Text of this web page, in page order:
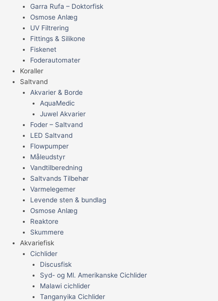
Garra Rufa – Doktorfisk
Osmose Anlæg
UV Filtrering
Fittings & Silikone
Fiskenet
Foderautomater
Koraller
Saltvand
Akvarier & Borde
AquaMedic
Juwel Akvarier
Foder – Saltvand
LED Saltvand
Flowpumper
Måleudstyr
Vandtilberedning
Saltvands Tilbehør
Varmelegemer
Levende sten & bundlag
Osmose Anlæg
Reaktore
Skummere
Akvariefisk
Cichlider
Discusfisk
Syd- og Ml. Amerikanske Cichlider
Malawi cichlider
Tanganyika Cichlider